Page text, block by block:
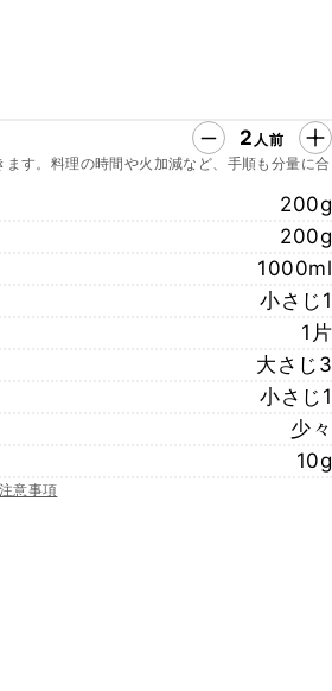
2 人前
す。料理の時間や火加減など、手順も分量に合
200g
200g
1000ml
小さじ1
1片
大さじ3
小さじ1
少々
10g
意事項